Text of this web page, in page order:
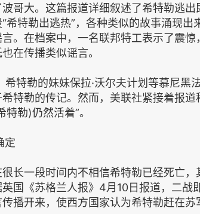
哥大。这篇报道详细叙述了希特勒逃
希特勒出逃热”，各种类似的故事涌现出
。在档案中，一名联邦特工表示了震惊
在传播类似谣言。
勒的妹妹保拉·沃尔夫计划等慕尼黑
特勒的传记。然而，美联社紧接着报道
勒)仍然活着”。
定
一段时间内不相信希特勒已经死亡，
国《苏格兰人报》4月10日报道，二战
播开来，使西方国家认为希特勒赶在苏